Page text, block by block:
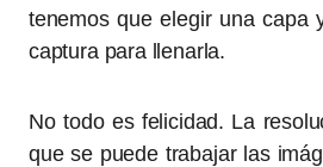
tenemos que elegir una capa
captura para llenarla.
No todo es felicidad. La
que se puede trabajar las